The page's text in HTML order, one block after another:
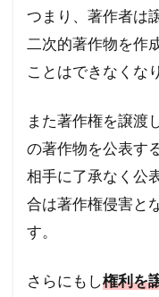
つまり、著作者は
二次的著作物を作
ことはできなくな
また著作権を譲渡
の著作物を公表す
相手に了承なく公
合は著作権侵害と
す。
さらにもし権利を